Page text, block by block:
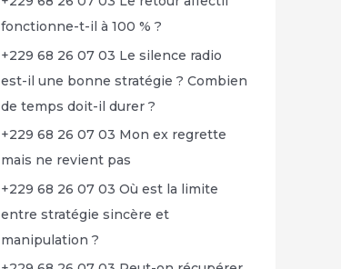
fonctionne-t-il à 100 % ?
+229 68 26 07 03 Le silence radio
est-il une bonne stratégie ? Combien
de temps doit-il durer ?
+229 68 26 07 03 Mon ex regrette
mais ne revient pas
+229 68 26 07 03 Où est la limite
entre stratégie sincère et
manipulation ?